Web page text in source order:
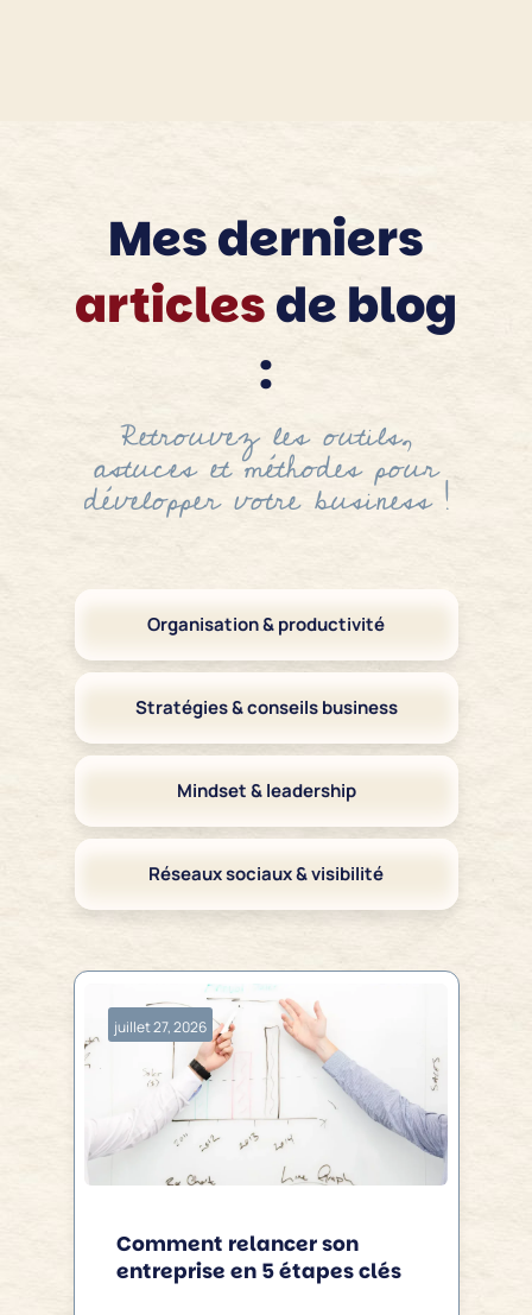
Mes derniers
articlesde blog
:
Retrouvez les outils,
astuces et méthodes pour
développer votre business !
Organisation & productivité
Stratégies & conseils business
Mindset & leadership
Réseaux sociaux & visibilité
juillet 27, 2026
Comment relancer son
entreprise en 5 étapes clés